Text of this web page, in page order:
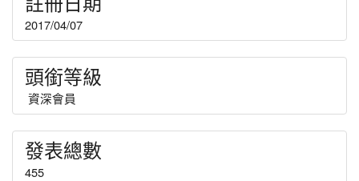
2017/04/07
頭銜等級
資深會員
發表總數
455